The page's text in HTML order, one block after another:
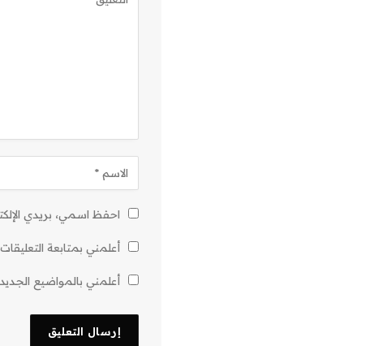
احفظ اسمي، بريدي
أعلمني بمتابعة
أعلمني بالمواضيع